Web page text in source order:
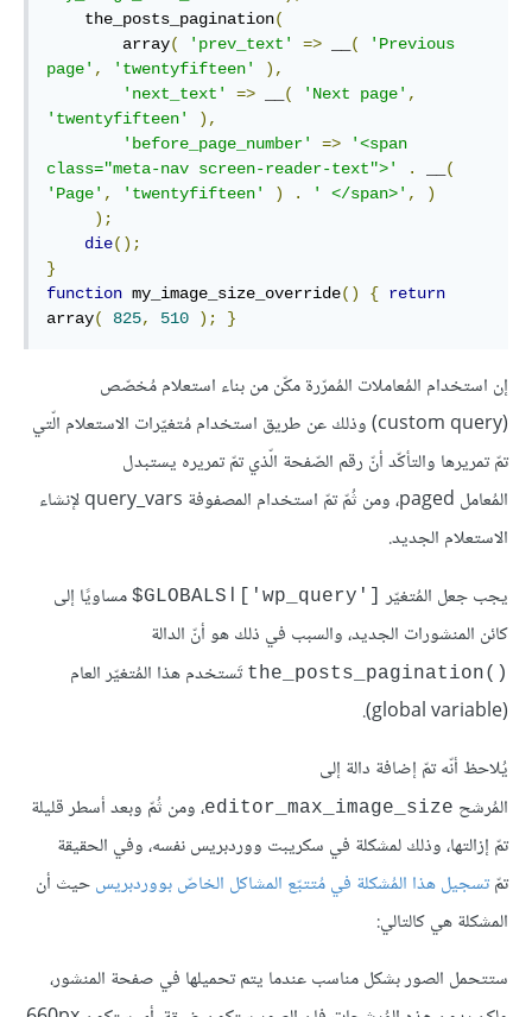
the_posts_pagination(
array( 'prev_text' => (
'Previous
page' , 'twentyfifteen'
),
'next_text'
=> ( 'Next page' ,
'twentyfifteen'
),
'before_page_number'
=>
'<span
class="meta-nav screen-reader-text">'
.
(
'Page' , 'twentyfifteen' ) . ' </span>' ,
)
);
die();
}
function my_image_size_override() { return
array( 825, 510 ); }
إن استخدام المُعاملات المُمرّرة مكّن من بناء استعلام مُخصّص
(custom query) وذلك عن طريق استخدام مُتغيّرات الاستعلام الّتي
تمّ تمريرها والتأكّد أنّ رقم الصّفحة الّذي تمّ تمريره يستبدل
المُعامل paged، ومن ثُمّ تمّ استخدام المصفوفة query_vars لإنشاء
الاستعلام الجديد.
يجب جعل المُتغيّر
['wp_query']اGLOBALS$
مساويًا إلى
كائن المنشورات الجديد، والسبب في ذلك هو أنّ الدالة
()the_posts_pagination
تَستخدم هذا المُتغيّر العام
(global variable).
يُلاحظ أنّه تمّ إضافة دالة إلى
المُرشح editor_max_image_size، ومن ثُمّ وبعد أسطر قليلة
تمّ إزالتها، وذلك لمشكلة في سكريبت ووردبريس نفسه، وفي الحقيقة
تمّتسجيل هذا المُشكلة في مُتتبّع المشاكل الخاصّ بووردبريسحيث أن
المشكلة هي كالتالي:
ستتحمل الصور بشكل مناسب عندما يتم تحميلها في صفحة المنشور،